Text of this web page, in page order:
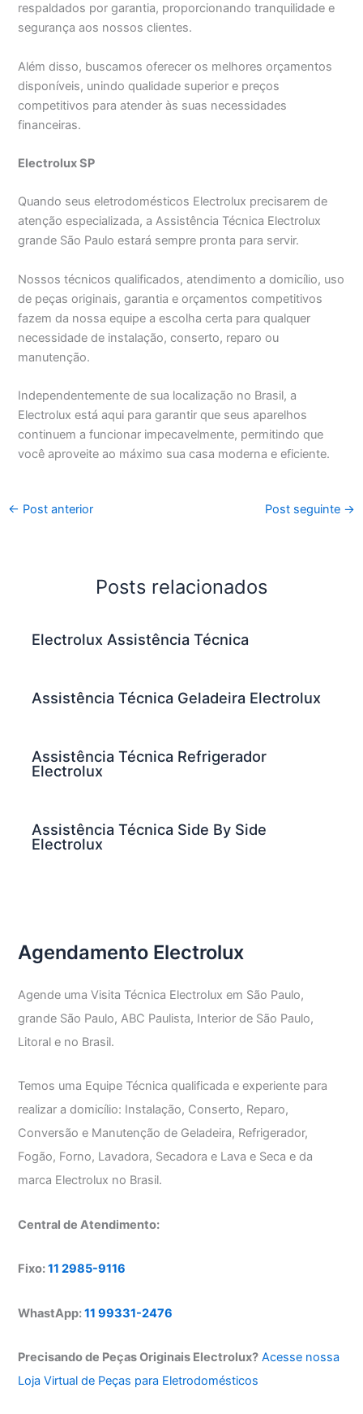
respaldados por garantia, proporcionando tranquilidade e
segurança aos nossos clientes.
Além disso, buscamos oferecer os melhores orçamentos
disponíveis, unindo qualidade superior e preços
competitivos para atender às suas necessidades
financeiras.
Electrolux SP
Quando seus eletrodomésticos Electrolux precisarem de
atenção especializada, a Assistência Técnica Electrolux
grande São Paulo estará sempre pronta para servir.
Nossos técnicos qualificados, atendimento a domicílio, uso
de peças originais, garantia e orçamentos competitivos
fazem da nossa equipe a escolha certa para qualquer
necessidade de instalação, conserto, reparo ou
manutenção.
Independentemente de sua localização no Brasil, a
Electrolux está aqui para garantir que seus aparelhos
continuem a funcionar impecavelmente, permitindo que
você aproveite ao máximo sua casa moderna e eficiente.
← Post anterior Post seguinte →
Posts relacionados
Electrolux Assistência Técnica
Assistência Técnica Geladeira Electrolux
Assistência Técnica Refrigerador
Electrolux
Assistência Técnica Side By Side
Electrolux
Agendamento Electrolux
Agende uma Visita Técnica Electrolux em São Paulo,
grande São Paulo, ABC Paulista, Interior de São Paulo,
Litoral e no Brasil.
Temos uma Equipe Técnica qualificada e experiente para
realizar a domicílio: Instalação, Conserto, Reparo,
Conversão e Manutenção de Geladeira, Refrigerador,
Fogão, Forno, Lavadora, Secadora e Lava e Seca e da
marca Electrolux no Brasil.
Central de Atendimento:
Fixo:11 2985-9116
WhastApp:11 99331-2476
Precisando de Peças Originais Electrolux? Acesse nossa
Loja Virtual de Peças para Eletrodomésticos